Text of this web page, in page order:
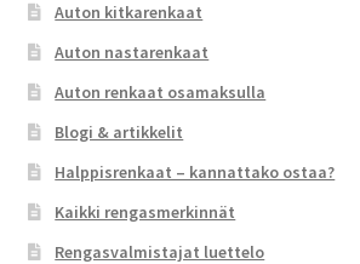
Auton kitkarenkaat
Auton nastarenkaat
Auton renkaat osamaksulla
Blogi & artikkelit
Halppisrenkaat – kannattako ostaa?
Kaikki rengasmerkinnät
Rengasvalmistajat luettelo